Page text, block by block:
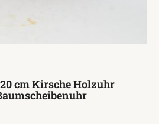
cm Kirsche Holzuhr